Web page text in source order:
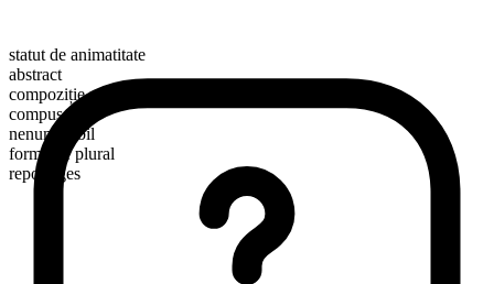
statut de animatitate
abstract
compoziție morfologică
compus
nenumărabil
formă de plural
reportages